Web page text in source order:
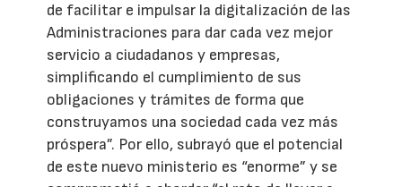
de facilitar e impulsar la digitalización de las
Administraciones para dar cada vez mejor
servicio a ciudadanos y empresas,
simplificando el cumplimiento de sus
obligaciones y trámites de forma que
construyamos una sociedad cada vez más
próspera”. Por ello, subrayó que el potencial
de este nuevo ministerio es “enorme” y se